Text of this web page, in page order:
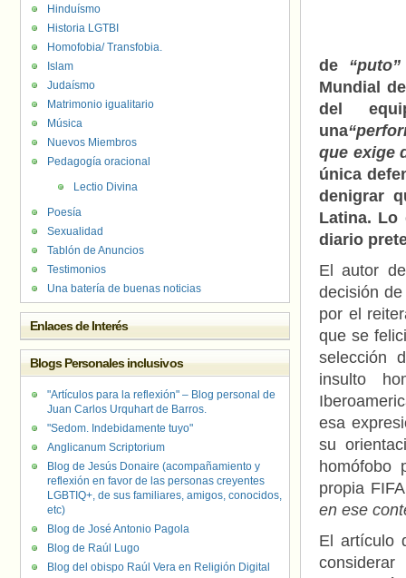
de “puto”
Mundial
del
una
que exige
única
denigrar
Latina. Lo
diario
El autor
decisión
por el
que se
selección
insulto
esa
su
homófobo
propia
en ese
El artículo
Hinduísmo
Historia LGTBI
Homofobia/ Transfobia.
Islam
Judaísmo
Matrimonio igualitario
Música
Nuevos Miembros
Pedagogía oracional
Lectio Divina
Poesía
Sexualidad
Tablón de Anuncios
Testimonios
Una batería de buenas noticias
Enlaces de Interés
Blogs Personales inclusivos
"Artículos para la reflexión" – Blog personal de
Juan Carlos Urquhart de Barros.
"Sedom. Indebidamente tuyo"
Anglicanum Scriptorium
Blog de Jesús Donaire (acompañamiento y
reflexión en favor de las personas creyentes
LGBTIQ+, de sus familiares, amigos, conocidos,
etc)
Blog de José Antonio Pagola
Blog de Raúl Lugo
Blog del obispo Raúl Vera en Religión Digital